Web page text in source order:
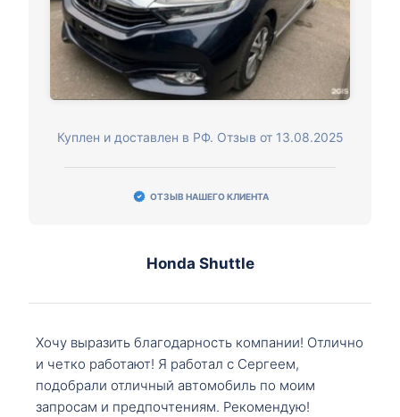
Куплен и доставлен в РФ. Отзыв от 13.08.2025
ОТЗЫВ НАШЕГО КЛИЕНТА
Honda Shuttle
Хочу выразить благодарность компании! Отлично
и четко работают! Я работал с Сергеем,
подобрали отличный автомобиль по моим
запросам и предпочтениям. Рекомендую!